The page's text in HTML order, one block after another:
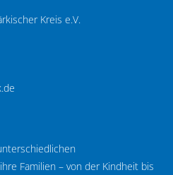
Kreis e.V.
d
Familien – von der Kindheit bis